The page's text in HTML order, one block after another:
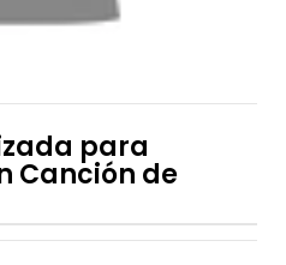
para
Canción de